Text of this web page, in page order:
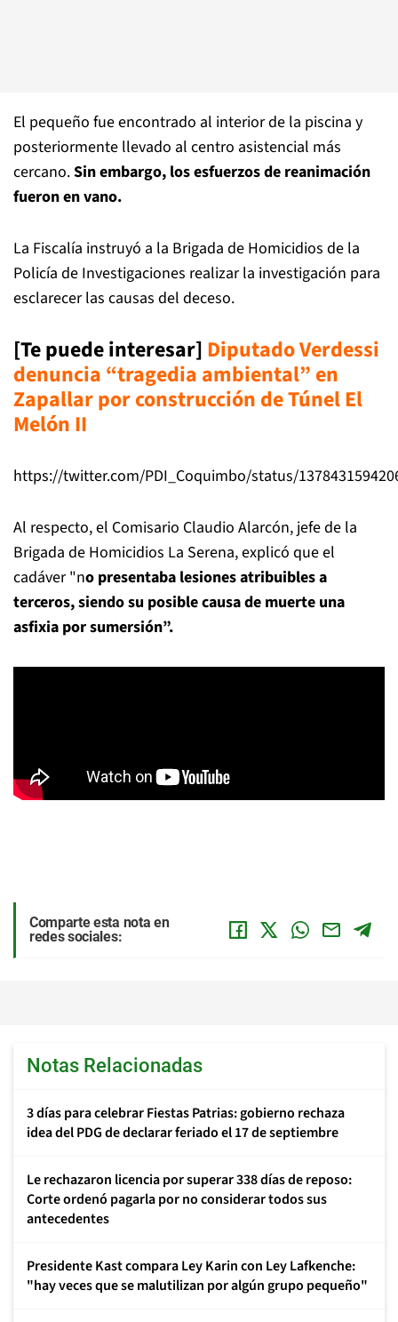
El pequeño fue encontrado al interior de la piscina y
posteriormente llevado al centro asistencial más
cercano.Sin embargo, los esfuerzos de reanimación
fueron en vano.
La Fiscalía instruyó a la Brigada de Homicidios de la
Policía de Investigaciones realizar la investigación para
esclarecer las causas del deceso.
[Te puede interesar] Diputado Verdessi
denuncia “tragedia ambiental” en
Zapallar por construcción de Túnel El
Melón II
https://twitter.com/PDI_Coquimbo/status/
Al respecto, el Comisario Claudio Alarcón, jefe de la
Brigada de Homicidios La Serena, explicó que el
cadáver "no presentaba lesiones atribuibles a
terceros, siendo su posible causa de muerte una
asfixia por sumersión”.
Comparte esta nota en
redes sociales:
Notas Relacionadas
3 días para celebrar Fiestas Patrias: gobierno rechaza
idea del PDG de declarar feriado el 17 de septiembre
Le rechazaron licencia por superar 338 días de reposo:
Corte ordenó pagarla por no considerar todos sus
antecedentes
Presidente Kast compara Ley Karin con Ley Lafkenche:
"hay veces que se malutilizan por algún grupo pequeño"